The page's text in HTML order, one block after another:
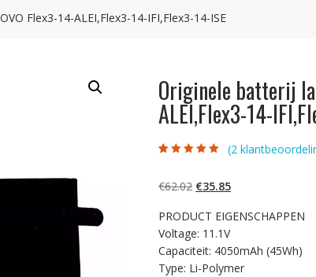
Flex3-14-ALEI,Flex3-14-IFI,Flex3-14-ISE
Originele batterij
ALEI,Flex3-14-
gebaseerd op
klantbeoordelinge
(2
€62.02 Oorspronkelijke
was:
€62.02.
€35.85Huidige
is:
PRODUCT EIGENSCHAPPEN
Voltage: 11.1V
Capaciteit: 4050mAh (45Wh)
Type: Li-Polymer